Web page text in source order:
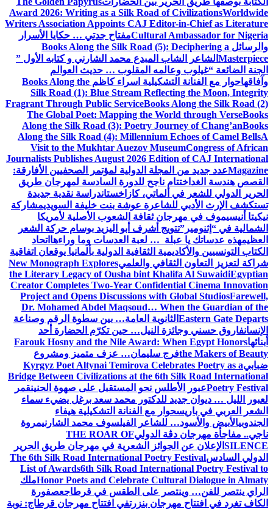
Award 2026: Writing as a Silk Road of CivilizationsWorldwide
Writers Association Appoints CAJ Editor-in-Chief as Literature
Cultural Ambassador for Nigeriaمفتاح جدتي … حكايا الأسرار
والرسائل Books Along the Silk Road (5): Deciphering a
Masterpiece الشاعر الشاب المبدع محمد الشارني و كتابه الأول ”
الجنة الضائعة “غيلوب وعالمه المقلوب … حديث العوالم
وآفاقهاحوار مع الفنانة التشكيلية اسراء كاظم Books Along the
Silk Road (1): Blue Stream Reflecting the Moon, Integrity
Fragrant Through Public ServiceBooks Along the Silk Road (2)
The Global Poet: Mapping the World through VerseBooks
Along the Silk Road (3): Poetry Journey of Chang’anBooks
Along the Silk Road (4): Millennium Echoes of Camel BellsA
Visit to the Mukhtar Auezov MuseumCongress of African
Journalists Publishes August 2026 Edition of CAJ International
Magazineعدد جديد من المجلة الدولية لمؤتمر الصحفيين الأفارقة:
القصص هندسة الغد اختتام ناجح للدورة السادسة لمهرجان طريق
الحرير الدولي للشعر في ألماتي، كازاخستاندراسة نقدية جديدة
تستكشف الإرث الأدبي للشاعرة عوشة بنت خليفة السويديمشاركة
نيكيتا أنيسيموف في مهرجان ثقافة الشعوب الأصلية لأمريكا
الشمالية في “إثنومير”تتويج أشرف أبو اليزيد بوسام حركة الشعر
العظيمهذه عدساتك يا عبلة … لعبة العدسات وما وراءها اتحاد
الكتاب التونسيين والأكاديمية الثقافية الدولية بألمانيا يوقعان اتفاقية
شراكة لتعزيز التعاون الثقافي والعلميNew Monograph Explores
the Literary Legacy of Ousha bint Khalifa Al SuwaidiEgyptian
Creator Completes Two-Year Confidential Cinema Innovation
Project and Opens Discussions with Global StudiosFarewell,
Dr. Mohamed Abdel Maqsoud… When the Guardian of the
Eastern Gate Departs الثانوية العامة… بين سطوة الرقم وصناعة
الإنسانفاروق حسني وجائزة النيل… حين تكرّم الحضارة أحد
أبنائهاFarouk Hosny and the Nile Award: When Egypt Honors
the Makers of Beautyفرج سليمان… عزف متميز ومشروع
ضبابيKyrgyz Poet Altynai Temirova Celebrates Poetry as a
Bridge Between Civilizations at the 6th Silk Road International
Poetry Festivalعبور الأطلس نحو المستقبل على صهوة الحنينقمر
لعبور الليل … ديوان جديد للدكتور محمد سعد برغل يضيء سماء
الشعر العربي في باريسحوار مع الفنانة التشكيلية هيفاء
الجندوبيالأبيض والأسود… للشاعر الفيلسوف محمد الشارنيمروة
ناجي.. مفاجأة مهرجان دڨة الدوليTHE ROAR OF
SILENCE الإعلان عن الجوائز الشعرية في مهرجان طريق الحرير
الدولي السادسThe 6th Silk Road International Poetry Festival
List of Awards6th Silk Road International Poetry Festival to
Honor Poets and Celebrate Cultural Dialogue in Almatyملك
الراي ينتصر للفن… وينتصر على الطقس في قرطاجعصفورة
الكاف تغرد في افتتاح مهرجان بنزرتفي افتتاح مهرجان قرطاج: نوبة